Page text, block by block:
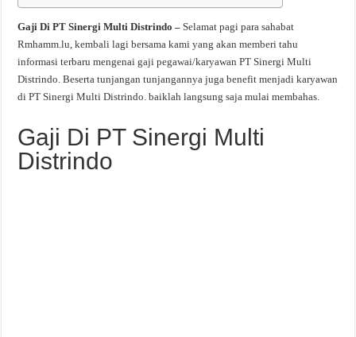
Gaji Di PT Sinergi Multi Distrindo –Selamat pagi para sahabat
Rmhamm.lu, kembali lagi bersama kami yang akan memberi tahu
informasi terbaru mengenai gaji pegawai/karyawan PT Sinergi Multi
Distrindo. Beserta tunjangan tunjangannya juga benefit menjadi karyawan
di PT Sinergi Multi Distrindo. baiklah langsung saja mulai membahas.
Gaji Di PT Sinergi Multi
Distrindo